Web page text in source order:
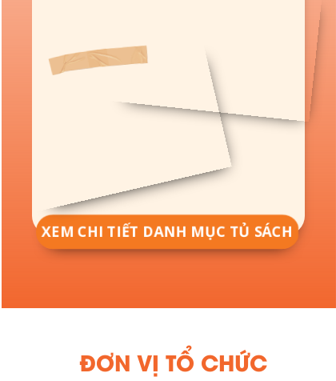
XEM CHI TIẾT DANH MỤC TỦ SÁCH
ĐƠN VỊ TỔ CHỨC